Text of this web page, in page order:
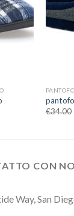
€34.00
CON
Way, San